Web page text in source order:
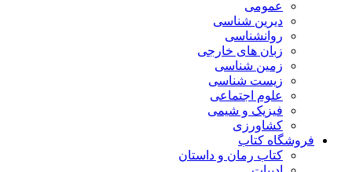
عمومی
دیرین شناسی
روانشناسی
زبان های خارجی
زمین شناسی
زیست شناسی
علوم اجتماعی
فیزیک و شیمی
کشاورزی
فروشگاه کتاب
کتاب رمان و داستان